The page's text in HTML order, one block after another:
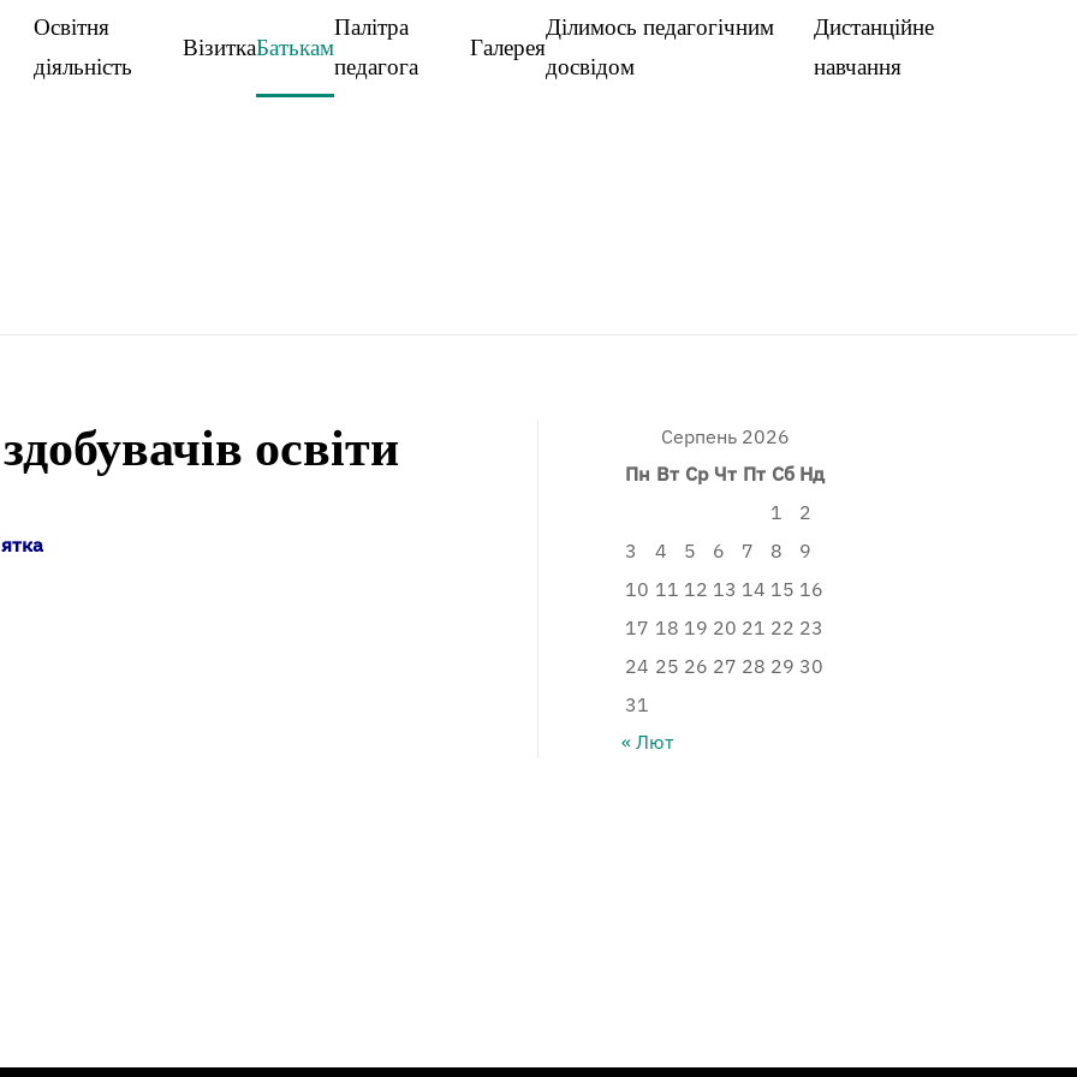
Освітня
діяльність
ВізиткаБатькам
Палітра
педагога
Галерея
Ділимось педагогічним
досвідом
Дистанційне
навчання
освіти
Серпень 2026
Пн Вт Ср Чт Пт Сб Нд
1
2
3
4 5 6 7 8
9
10 11 12 13 14 15 16
17 18 19 20 21 22 23
24 25 26 27 28 29 30
31
« Лют